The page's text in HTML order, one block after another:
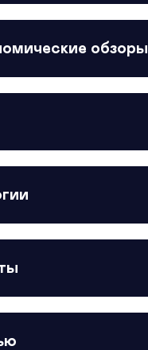
обзоры